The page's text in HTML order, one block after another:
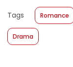
Published Date
Format
Tags Romance
Drama